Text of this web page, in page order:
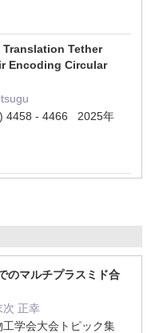
Tether
Encoding Circular
4458 - 4466 2025年
のマルチプラスミド合
次 正幸
学会大会トピック集